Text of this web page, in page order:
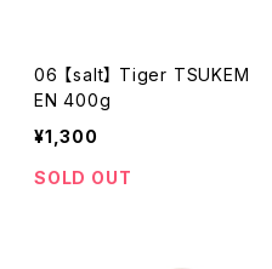
06 【salt】 Tiger TSUKEM
EN 400g
¥1,300
SOLD OUT